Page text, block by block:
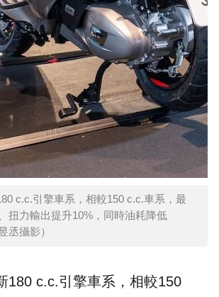
c.c.引擎車系，相較150 c.c.車系，最
扭力輸出提升10%，同時油耗降低
丞攝影）
180 c.c.引擎車系，相較150